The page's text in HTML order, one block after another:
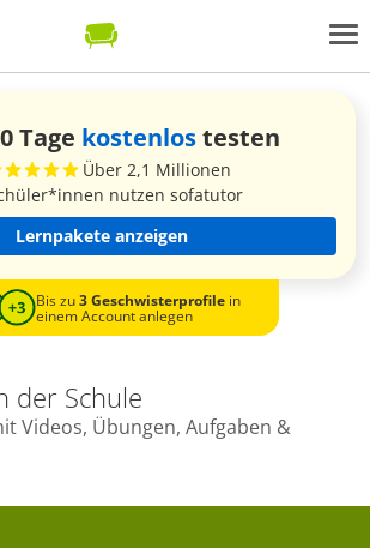
Tage kostenlostesten
Über 2,1 Millionen
nutzen sofatutor
Lernpakete anzeigen
Bis zu3 Geschwisterprofilein
einem Account anlegen
der Schule
Videos, Übungen, Aufgaben &